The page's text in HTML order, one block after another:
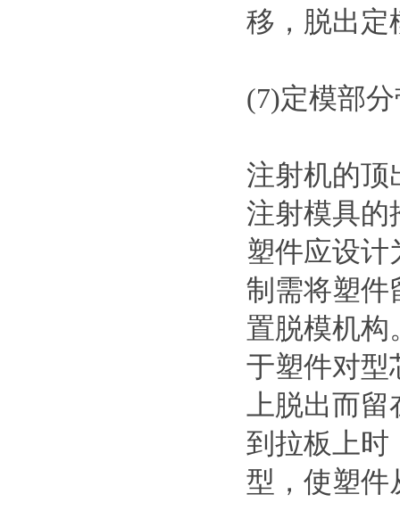
移，脱出定
(7)定模部
注射机的顶
注射模具的
塑件应设计
制需将塑件
置脱模机构
于塑件对型
上脱出而
到拉板上时
型，使塑件